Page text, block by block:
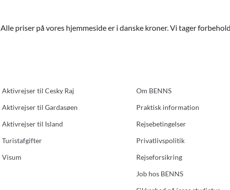
Alle priser på vores hjemmeside er i danske kroner. Vi tager
Aktivrejser til Cesky Raj
Aktivrejser til Gardasøen
Aktivrejser til Island
Turistafgifter
Visum
Om BENNS
Praktisk information
Rejsebetingelser
Privatlivspolitik
Rejseforsikring
Job hos BENNS